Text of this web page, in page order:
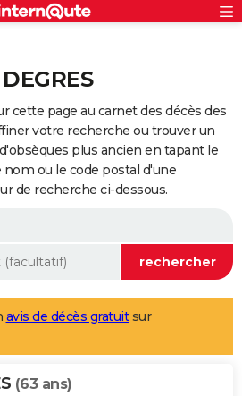
cette page au carnet des décès des
votre recherche ou trouver un
plus ancien en tapant le
ou le code postal d'une
de recherche ci-dessous.
avis de décès gratuitsur
(63 ans)